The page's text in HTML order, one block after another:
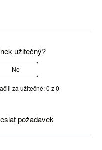
užitečný?
Ne
za užitečné: 0 z 0
požadavek